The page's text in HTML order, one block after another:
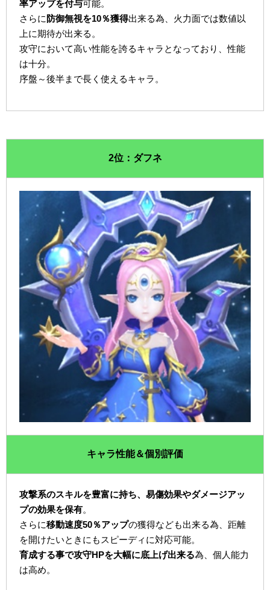
率アップを付与可能。
さらに 防御無視を10％獲得出来る為、火力面では数値以
上に期待が出来る。
攻守において高い性能を誇るキャラとなっており、性能
は十分。
序盤～後半まで長く使えるキャラ。
2位：ダフネ
キャラ性能＆個別評価
攻撃系のスキルを豊富に持ち、易傷効果やダメージアッ
プの効果を保有。
さらに移動速度50％アップの獲得なども出来る為、距離
を開けたいときにもスピーディに対応可能。
育成する事で攻守HPを大幅に底上げ出来る為、個人能力
は高め。